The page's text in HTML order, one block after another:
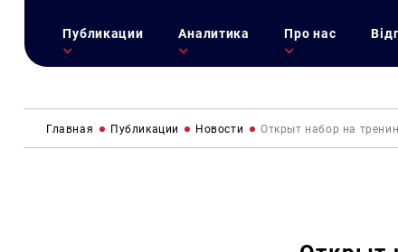
Публикации Аналитика Про нас
Главная Публикации Новости Открыт набор на